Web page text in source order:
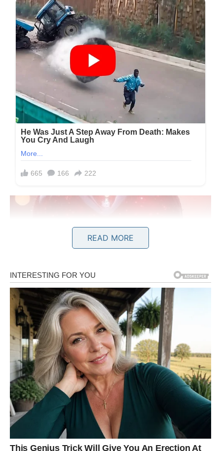
RAK – LJUBAV KOJA POSTAJE
DOM (I KOJA TE NE TERА DA SE
MENJAŠ DA BI BIO VOLJEN)
Rak je znak srca. Znak koji pamti, koji oseća, koji voli do
kraja i koji često daje više nego što dobije. Rak je
sposoban da ćuti i trpi, samo da ne izgubi ono što mu je
važno. Ali baš zbog toga Rak u životu često prođe kroz
lekcije:
READ MORE